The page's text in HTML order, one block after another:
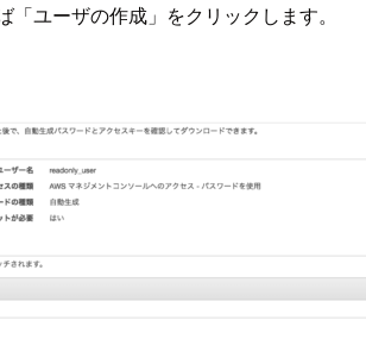
「ユーザの作成」をクリックします。